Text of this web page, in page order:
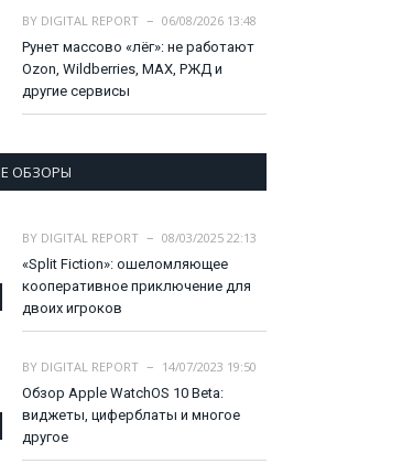
BY DIGITAL REPORT
06/08/2026 13:48
Рунет массово «лёг»: не работают
Ozon, Wildberries, MAX, РЖД и
другие сервисы
ОБЗОРЫ
BY DIGITAL REPORT
08/03/2025 22:13
«Split Fiction»: ошеломляющее
кооперативное приключение для
двоих игроков
BY DIGITAL REPORT
14/07/2023 19:50
Обзор Apple WatchOS 10 Beta:
виджеты, циферблаты и многое
другое